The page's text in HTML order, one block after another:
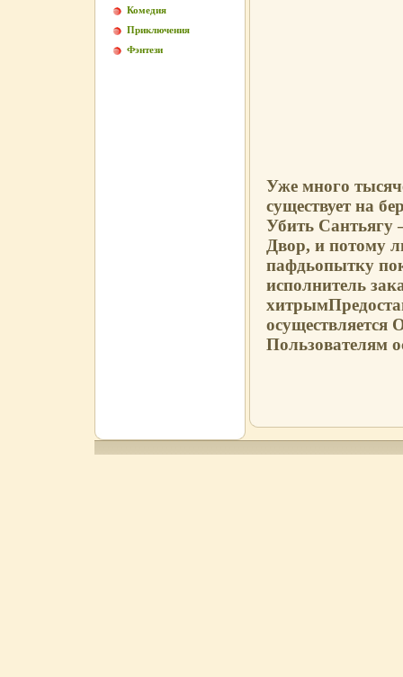
Комедия
Приключения
Фэнтези
Уже много
существует на
Убить Сантьягу
Двор, и потому
пафдьопытку
исполнитель
Пользователям